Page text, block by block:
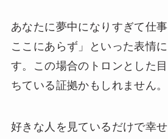
あなたに夢中になりすぎて仕
ここにあらず」といった表情
す。この場合のトロンとした
ちている証拠かもしれません。
好きな人を見ているだけで幸